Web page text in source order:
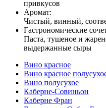
привкусов
Аромат:
Чистый, винный,
Гастрономические
Паста, тушеное и
выдержанные сыры
Вино красное
Вино красное
Вино полусухое
Каберне-Совиньон
Каберне Фран